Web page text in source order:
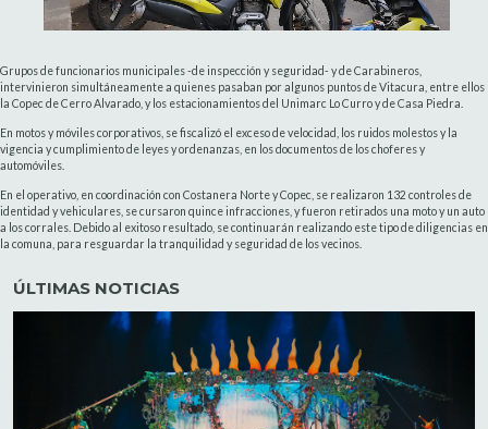
Grupos de funcionarios municipales -de inspección y seguridad- y de Carabineros,
intervinieron simultáneamente a quienes pasaban por algunos puntos de Vitacura, entre ellos
la Copec de Cerro Alvarado, y los estacionamientos del Unimarc Lo Curro y de Casa Piedra.
En motos y móviles corporativos, se fiscalizó el exceso de velocidad, los ruidos molestos y la
vigencia y cumplimiento de leyes y ordenanzas, en los documentos de los choferes y
automóviles.
En el operativo, en coordinación con Costanera Norte y Copec, se realizaron 132 controles de
identidad y vehiculares, se cursaron quince infracciones, y fueron retirados una moto y un auto
a los corrales. Debido al exitoso resultado, se continuarán realizando este tipo de diligencias en
la comuna, para resguardar la tranquilidad y seguridad de los vecinos.
ÚLTIMAS NOTICIAS